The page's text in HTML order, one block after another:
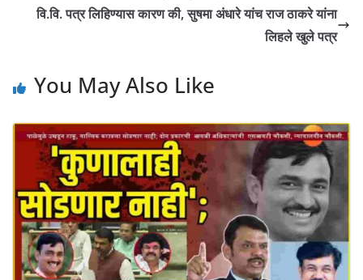
वि.वि. पत्र लिहिण्यास कारण की, सुषमा अंधारे यांच राज ठाकरे यांना
लिहले खुले पत्र
You May Also Like